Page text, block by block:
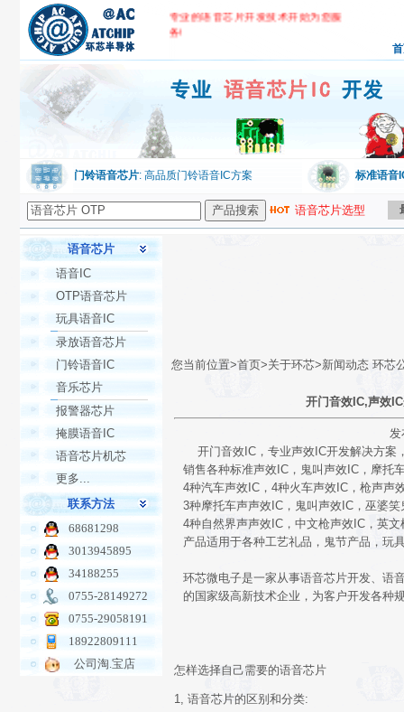
专业的语音芯片开发技术开始为您服
务!
环芯公司,专业语音芯片IC开发
门铃语音芯片: 高品质门铃语音IC方案 标准语音
语音芯片选型
语音芯片
语音IC
OTP语音芯片
玩具语音IC
录放语音芯片
门铃语音IC
音乐芯片
报警器芯片
掩膜语音IC
语音芯片机芯
更多...
联系方法
68681298
3013945895
34188255
0755-28149272
0755-29058191
18922809111
公司淘.宝店
您当前位置>首页>关于环芯>新闻动态 环芯
开门音效IC,声效
开门音效IC，专业声效IC开发解决方案
销售各种标准声效IC，鬼叫声效IC，摩托
4种汽车声效IC，4种火车声效IC，枪声
3种摩托车声声效IC，鬼叫声效IC，巫婆
4种自然界声声效IC，中文枪声效IC，英
产品适用于各种工艺礼品，鬼节产品，玩
环芯微电子是一家从事语音芯片开发、语
的国家级高新技术企业，为客户开发各种
怎样选择自己需要的语音芯片
1, 语音芯片的区别和分类: